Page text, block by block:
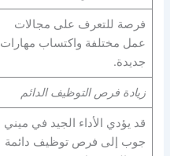
فرصة للتعرف على مجالات
عمل مختلفة واكتساب مهارات
جديدة.
زيادة فرص التوظيف الدائم
قد يؤدي الأداء الجيد في ميني
جوب إلى فرص توظيف دائمة